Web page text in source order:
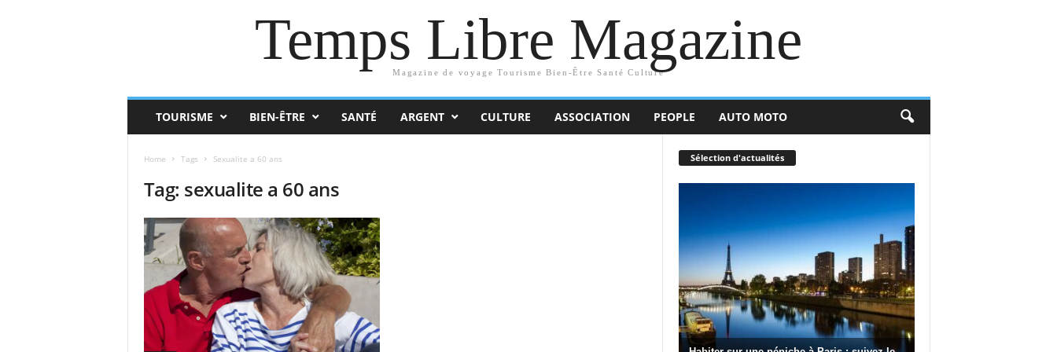
Temps Libre Magazine
Magazine de voyage Tourisme Bien-Être Santé Culture
TOURISME BIEN-ÊTRE SANTÉ ARGENT CULTURE ASSOCIATION PEOPLE AUTO MOTO
Home Tags Sexualite a 60 ans
Tag: sexualite a 60 ans
Sélection d'actualités